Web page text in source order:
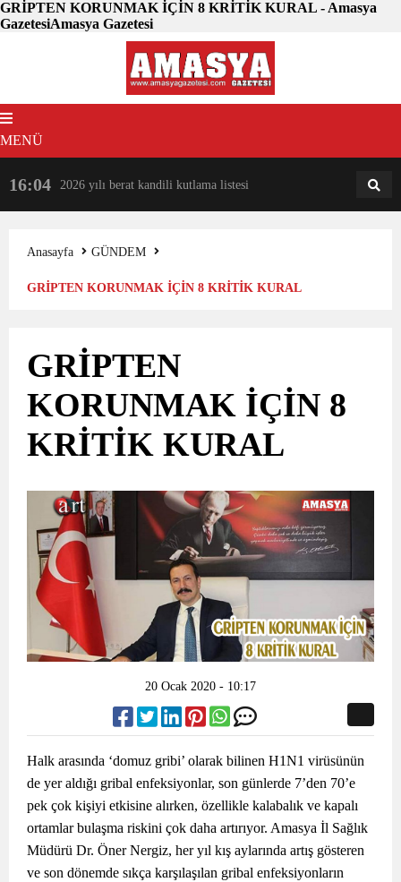
GRİPTEN KORUNMAK İÇİN 8 KRİTİK KURAL - Amasya
GazetesiAmasya Gazetesi
MENÜ
16:04 2026 yılı berat kandili kutlama listesi 18:31
Anasayfa
GÜNDEM
GRİPTEN KORUNMAK İÇİN 8 KRİTİK KURAL
GRİPTEN
KORUNMAK İÇİN 8
KRİTİK KURAL
20 Ocak 2020 - 10:17
Halk arasında ‘domuz gribi’ olarak bilinen H1N1 virüsünün
de yer aldığı gribal enfeksiyonlar, son günlerde 7’den 70’e
pek çok kişiyi etkisine alırken, özellikle kalabalık ve kapalı
ortamlar bulaşma riskini çok daha artırıyor. Amasya İl Sağlık
Müdürü Dr. Öner Nergiz, her yıl kış aylarında artış gösteren
ve son dönemde sıkça karşılaşılan gribal enfeksiyonların